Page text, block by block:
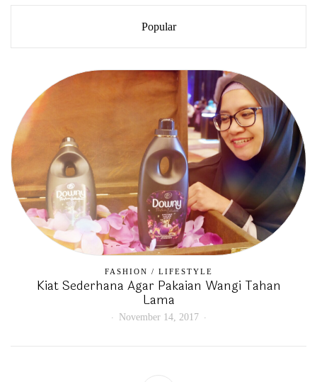
Popular
FASHION / LIFESTYLE
Kiat Sederhana Agar Pakaian Wangi Tahan
Lama
November 14, 2017